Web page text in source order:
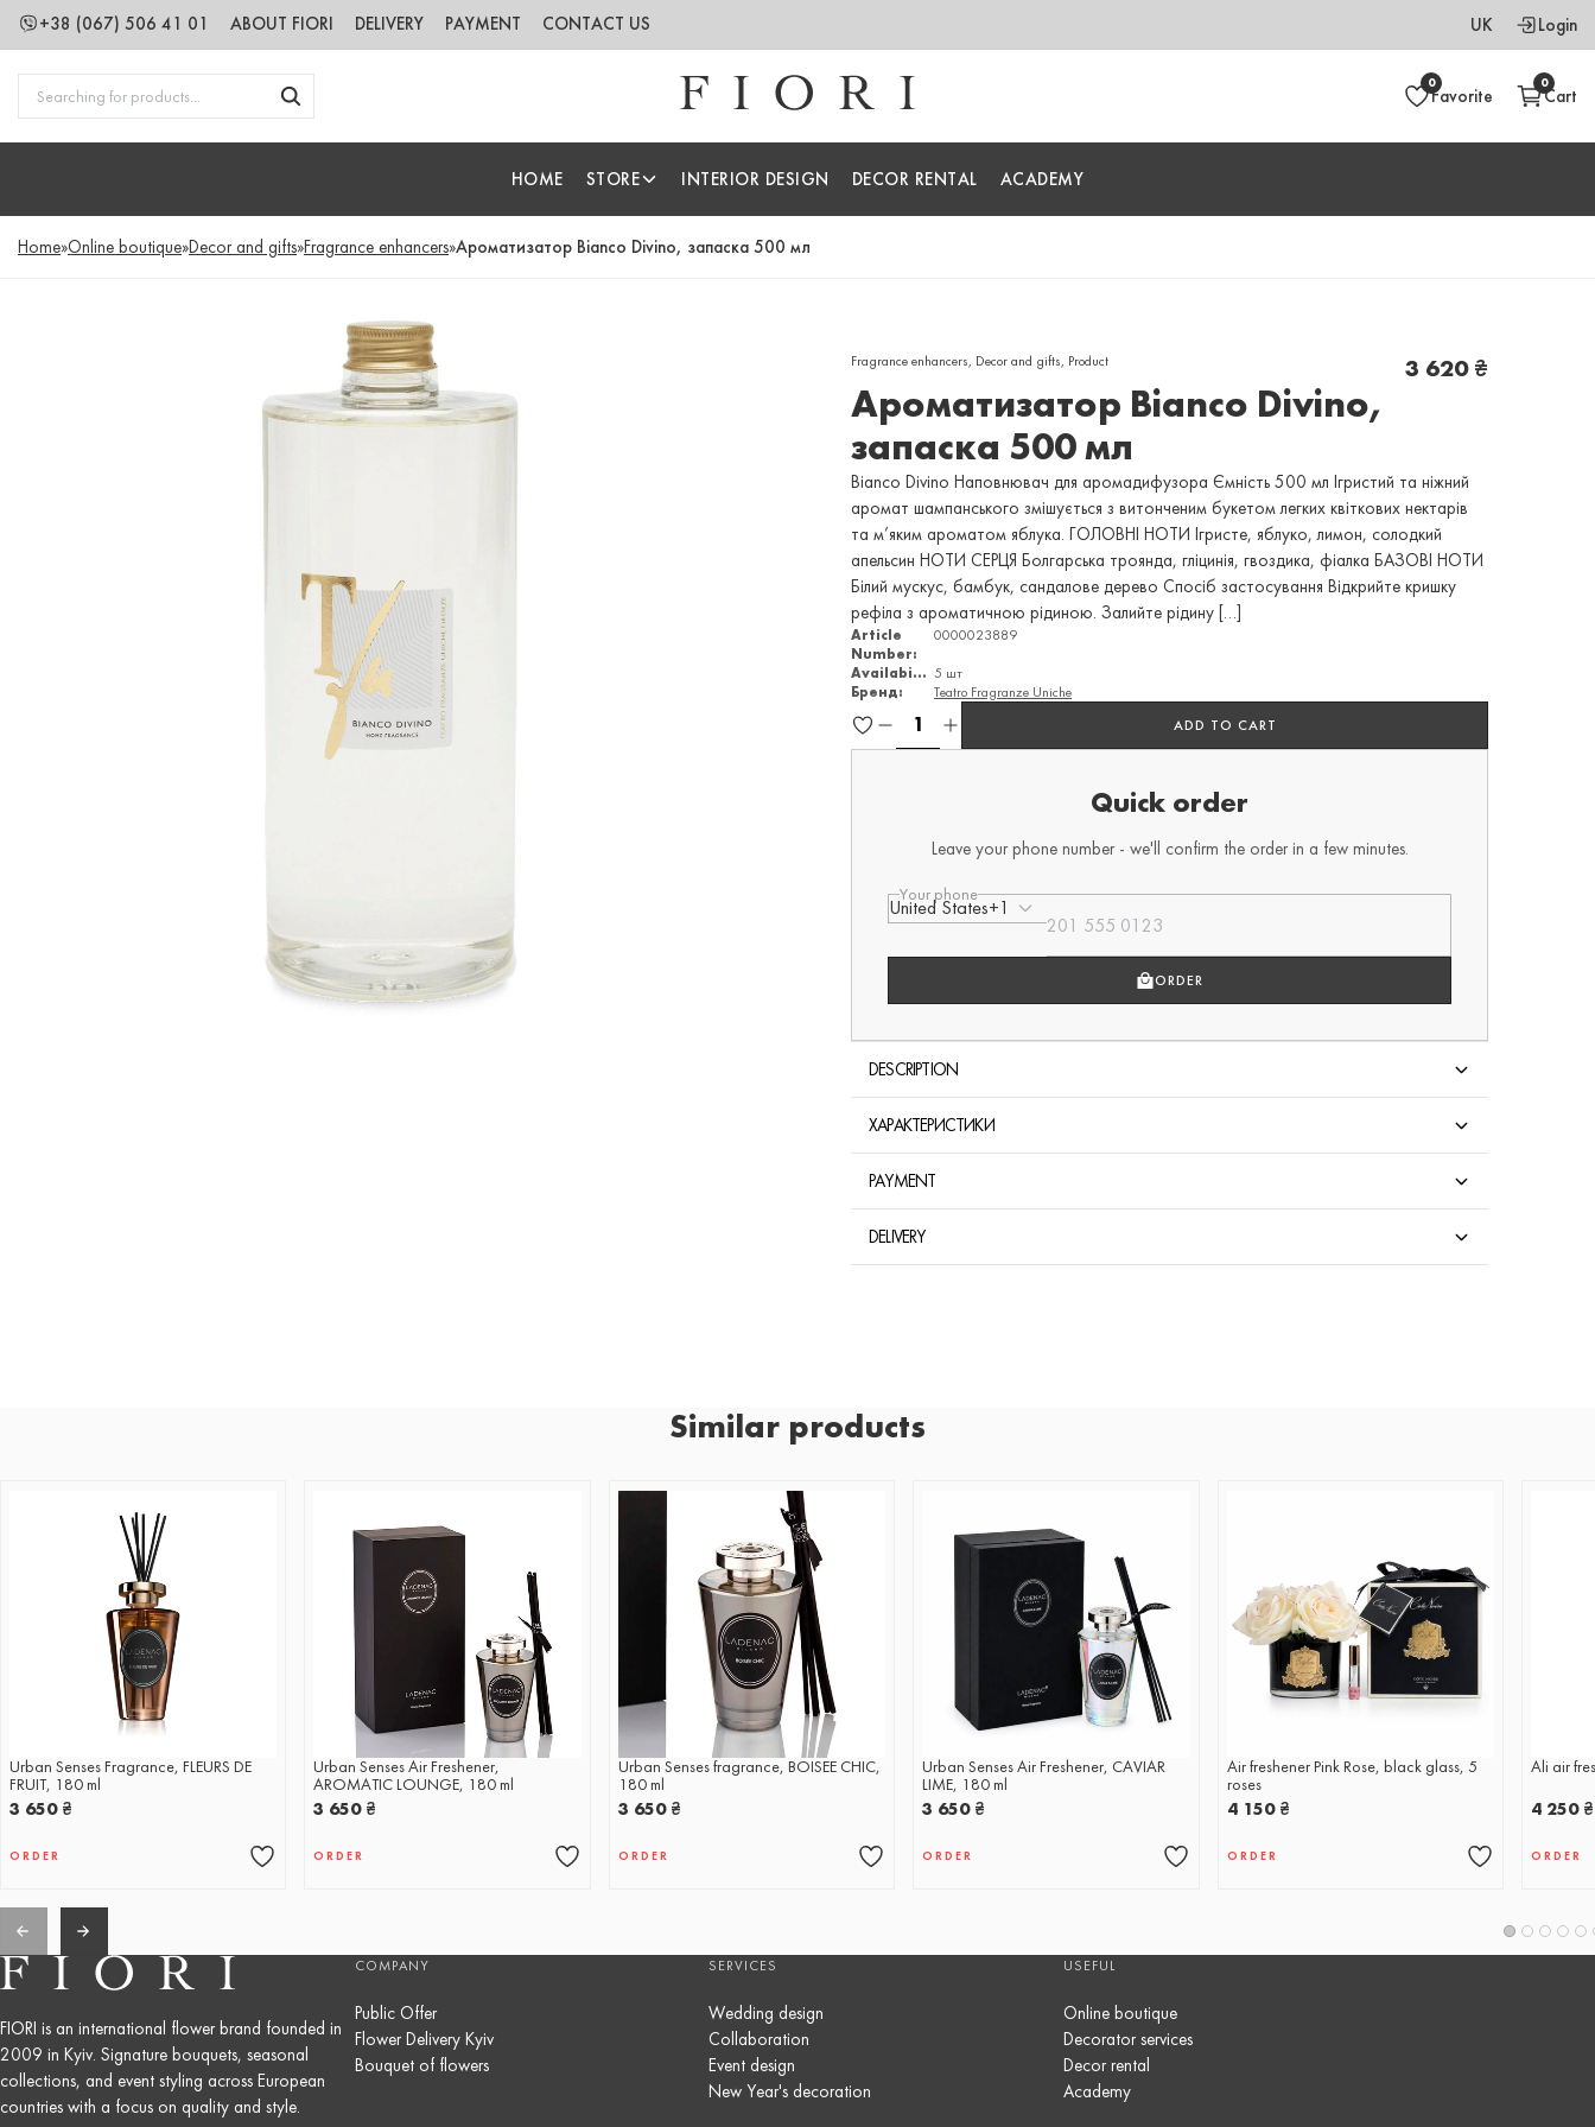
+38 (067) 506 41 01 ABOUT FIORI DELIVERY PAYMENT CONTACT US UK Login
0
Favorite
0
Cart
HOME STORE INTERIOR DESIGN DECOR RENTAL ACADEMY
Home»Online boutique»Decor and gifts»Fragrance enhancers»Ароматизатор Bianco Divino, запаска 500 мл
Fragrance enhancers, Decor and gifts, Product
Ароматизатор Bianco Divino,
запаска 500 мл
3 620₴
Bianco Divino Наповнювач для аромадифузора Ємність 500 мл Ігристий та ніжний
аромат шампанського змішується з витонченим букетом легких квіткових нектарів
та м’яким ароматом яблука. ГОЛОВНІ НОТИ Ігристе, яблуко, лимон, солодкий
апельсин НОТИ СЕРЦЯ Болгарська троянда, гліцинія, гвоздика, фіалка БАЗОВІ НОТИ
Білий мускус, бамбук, сандалове дерево Спосіб застосування Відкрийте кришку
рефіла з ароматичною рідиною. Залийте рідину […]
Article
Number:
0000023889
Availability 5 шт
Бренд:
Teatro Fragranze Uniche
ADD TO CART
Quick order
Leave your phone number - we'll confirm the order in a few minutes.
Your phone
United States+1
ORDER
DESCRIPTION
ХАРАКТЕРИСТИКИ
PAYMENT
DELIVERY
Similar products
Urban Senses Fragrance, FLEURS DE
FRUIT, 180 ml
3 650 ₴
ORDER
Urban Senses Air Freshener,
AROMATIC LOUNGE, 180 ml
3 650 ₴
ORDER
Urban Senses fragrance, BOISEE CHIC,
180 ml
3 650 ₴
ORDER
Urban Senses Air Freshener, CAVIAR
LIME, 180 ml
3 650 ₴
ORDER
Air freshener Pink Rose, black glass, 5
roses
4 150 ₴
ORDER
Ali air
4 250 ₴
ORDER
FIORI is an international flower brand founded in
2009 in Kyiv. Signature bouquets, seasonal
collections, and event styling across European
countries with a focus on quality and style.
COMPANY
Public Offer
Flower Delivery Kyiv
Bouquet of flowers
SERVICES
Wedding design
Collaboration
Event design
New Year's decoration
USEFUL
Online boutique
Decorator services
Decor rental
Academy